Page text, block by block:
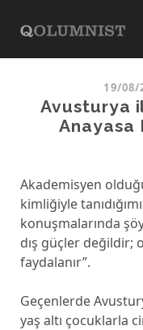
19/08/
Avusturya
Anayasa
Akademisyen
kimliğiyle
konuşmalarında
dış güçler değildir;
faydalanır”.
Geçenlerde
yaş altı çocuklarla